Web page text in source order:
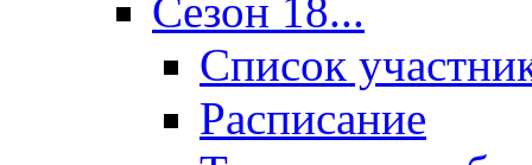
Сезон 18...
Список
Расписание